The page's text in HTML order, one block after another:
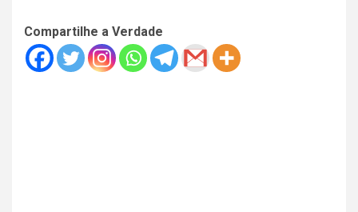
Compartilhe a Verdade